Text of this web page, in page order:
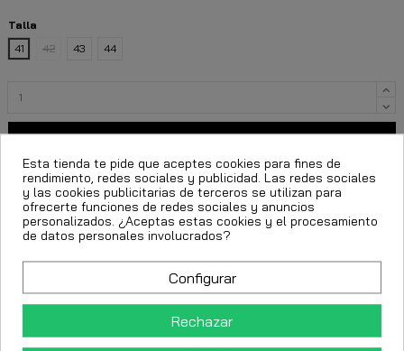
Talla
41
42 43 44
FECHA ESTIMADA DE ENTREGA:
Esta tienda te pide que aceptes cookies para fines de
rendimiento, redes sociales y publicidad. Las redes sociales
y las cookies publicitarias de terceros se utilizan para
ofrecerte funciones de redes sociales y anuncios
personalizados. ¿Aceptas estas cookies y el procesamiento
de datos personales involucrados?
Configurar
Rechazar